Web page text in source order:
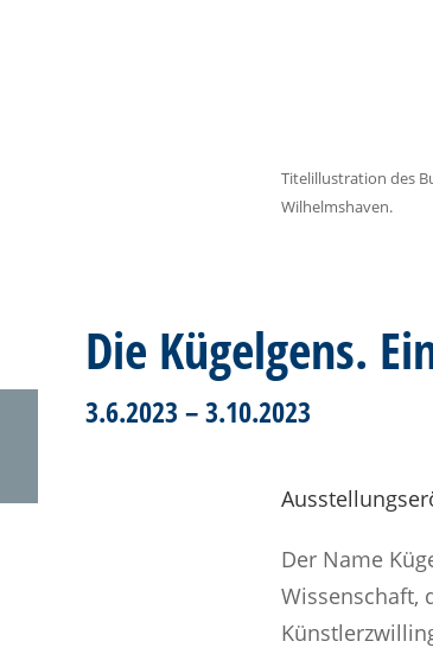
Titelillustration des
Wilhelmshaven.
Die Kügelgens.
3.6.2023 – 3.10.2023
Der Name
Wissenschaft,